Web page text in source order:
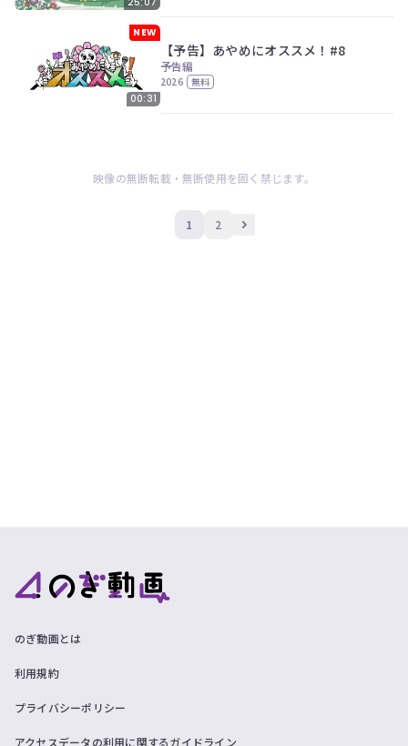
NEW
00:31
【予告】あやめにオススメ！#8
予告編
2026 無料
映像の無断転載・無断使用を固く禁じます。
1 2
のぎ動画とは
利用規約
プライバシーポリシー
アクセスデータの利用に関するガイドライン